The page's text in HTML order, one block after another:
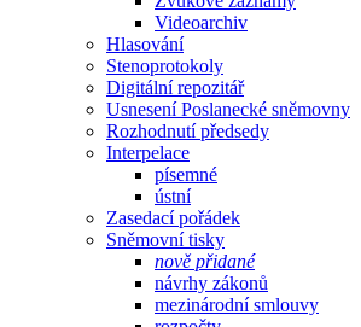
Videoarchiv
Hlasování
Stenoprotokoly
Digitální repozitář
Usnesení Poslanecké sněmovny
Rozhodnutí předsedy
Interpelace
písemné
ústní
Zasedací pořádek
Sněmovní tisky
nově přidané
návrhy zákonů
mezinárodní smlouvy